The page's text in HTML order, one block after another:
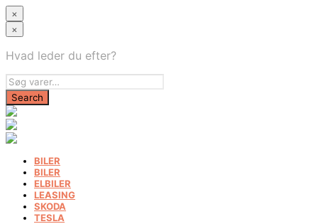
×
×
Hvad leder du efter?
BILER
BILER
ELBILER
LEASING
SKODA
TESLA